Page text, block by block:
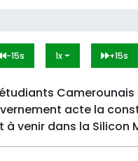
-15s 1x +15s
acte la
venir dans la Silicon